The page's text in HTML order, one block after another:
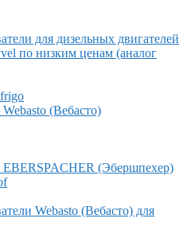
для дизельных двигателей
по низким ценам (аналог
(Вебасто)
(Эбершпехер)
Webasto (Вебасто) для